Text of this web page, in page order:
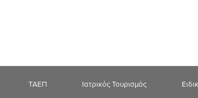
ΤΑΕΠ Ιατρικός Τουρισμός